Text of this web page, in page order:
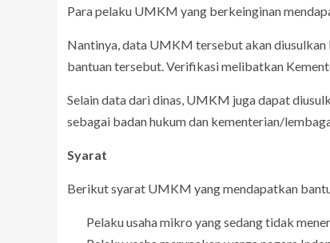
Para pelaku UMKM yang berkeinginan
Nantinya, data UMKM tersebut akan
bantuan tersebut. Verifikasi melibatkan
Selain data dari dinas, UMKM juga dapat
sebagai badan hukum dan kementerian/
Syarat
Berikut syarat UMKM yang mendapatkan
Pelaku usaha mikro yang sedang tidak